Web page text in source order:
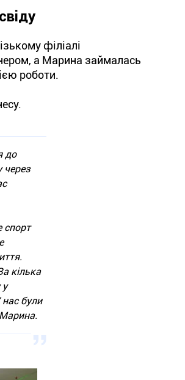
філіалі
а Марина займалась
роботи.
до
через
спорт
кілька
були
Марина.